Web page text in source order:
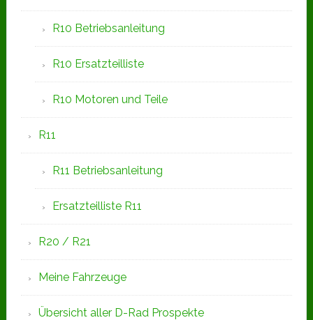
R10 Betriebsanleitung
R10 Ersatzteilliste
R10 Motoren und Teile
R11
R11 Betriebsanleitung
Ersatzteilliste R11
R20 / R21
Meine Fahrzeuge
Übersicht aller D-Rad Prospekte